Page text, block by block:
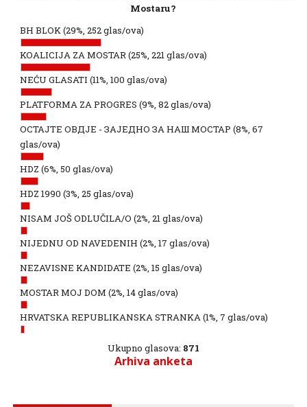
Mostaru?
BH BLOK(29%, 252 glas/ova)
KOALICIJA ZA MOSTAR(25%, 221 glas/ova)
NEĆU GLASATI (11%, 100 glas/ova)
PLATFORMA ZA PROGRES (9%, 82 glas/ova)
ОСТАЈТЕ ОВДЈЕ - ЗАЈЕДНО ЗА НАШ МОСТАР (8%, 67
glas/ova)
HDZ (6%, 50 glas/ova)
HDZ 1990 (3%, 25 glas/ova)
NISAM JOŠ ODLUČILA/O (2%, 21 glas/ova)
NIJEDNU OD NAVEDENIH (2%, 17 glas/ova)
NEZAVISNE KANDIDATE (2%, 15 glas/ova)
MOSTAR MOJ DOM (2%, 14 glas/ova)
HRVATSKA REPUBLIKANSKA STRANKA(1%, 7 glas/ova)
Ukupno glasova: 871
Arhiva anketa